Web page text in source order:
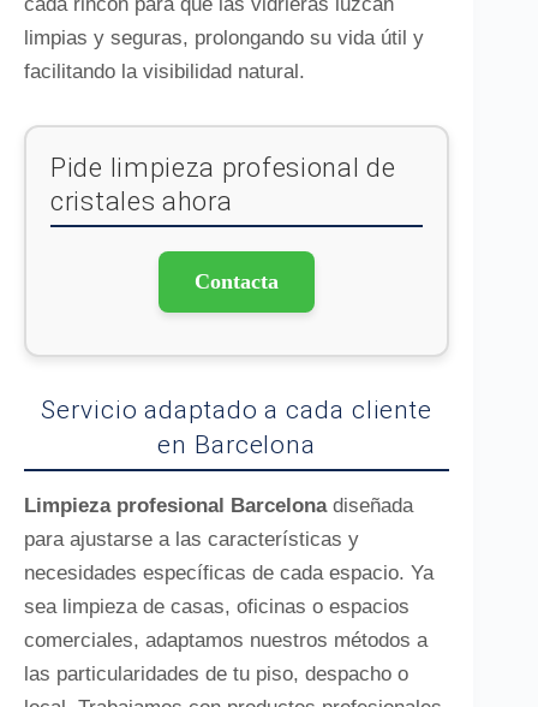
limpias y seguras, prolongando su vida útil y
facilitando la visibilidad natural.
Pide limpieza profesional de
cristales ahora
Contacta
Servicio adaptado a cada cliente
en Barcelona
Limpieza profesional Barcelonadiseñada
para ajustarse a las características y
necesidades específicas de cada espacio. Ya
sea limpieza de casas, oficinas o espacios
comerciales, adaptamos nuestros métodos a
las particularidades de tu piso, despacho o